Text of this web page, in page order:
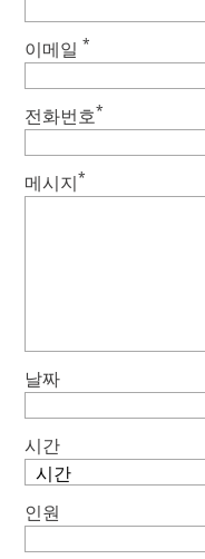
이메일*
전화번호*
메시지*
날짜
시간
인원